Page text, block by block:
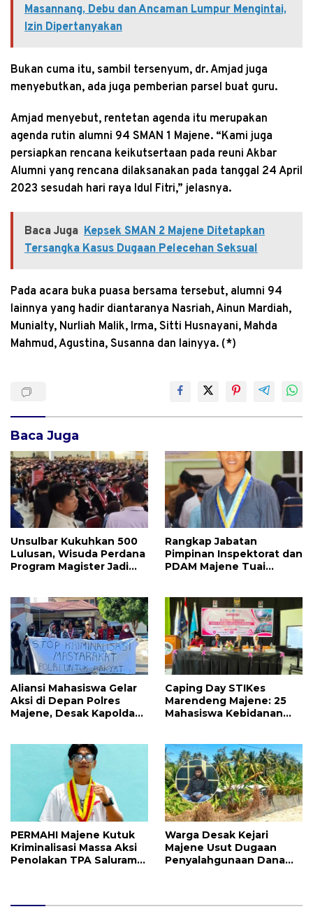
Masannang, Debu dan Ancaman Lumpur Mengintai,
Izin Dipertanyakan
Bukan cuma itu, sambil tersenyum, dr. Amjad juga
menyebutkan, ada juga pemberian parsel buat guru.
Amjad menyebut, rentetan agenda itu merupakan
agenda rutin alumni 94 SMAN 1 Majene. “Kami juga
persiapkan rencana keikutsertaan pada reuni Akbar
Alumni yang rencana dilaksanakan pada tanggal 24 April
2023 sesudah hari raya Idul Fitri,” jelasnya.
Baca Juga Kepsek SMAN 2 Majene Ditetapkan
Tersangka Kasus Dugaan Pelecehan Seksual
Pada acara buka puasa bersama tersebut, alumni 94
lainnya yang hadir diantaranya Nasriah, Ainun Mardiah,
Munialty, Nurliah Malik, Irma, Sitti Husnayani, Mahda
Mahmud, Agustina, Susanna dan lainyya. (*)
Baca Juga
Unsulbar Kukuhkan 500
Lulusan, Wisuda Perdana
Program Magister Jadi
Rangkap Jabatan
Pimpinan Inspektorat dan
PDAM Majene Tuai
Independensi
Pengawasan
Aliansi Mahasiswa Gelar
Aksi di Depan Polres
Majene, Desak Kapolda
Caping Day STIKes
Marendeng Majene: 25
Mahasiswa Kebidanan
PERMAHI Majene Kutuk
Kriminalisasi Massa Aksi
Penolakan TPA Saluramo,
Warga Desak Kejari
Majene Usut Dugaan
Penyalahgunaan Dana